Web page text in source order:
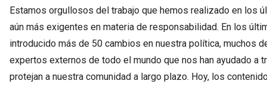
Estamos orgullosos del trabajo que hemos realizado en los
aún más exigentes en materia de responsabilidad. En los
introducido más de 50 cambios en nuestra política, muchos
expertos externos de todo el mundo que nos han ayudado a
protejan a nuestra comunidad a largo plazo. Hoy, los